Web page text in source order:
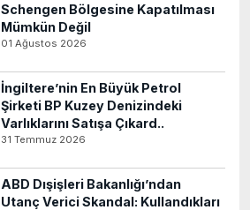
Schengen Bölgesine Kapatılması
Mümkün Değil
01 Ağustos 2026
İngiltere’nin En Büyük Petrol
Şirketi BP Kuzey Denizindeki
Varlıklarını Satışa Çıkard..
31 Temmuz 2026
ABD Dışişleri Bakanlığı’ndan
Utanç Verici Skandal: Kullandıkları